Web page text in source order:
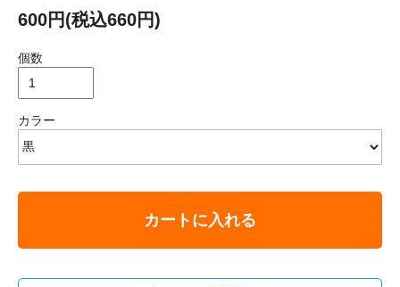
600円(税込660円)
個数
カラー
カートに入れる